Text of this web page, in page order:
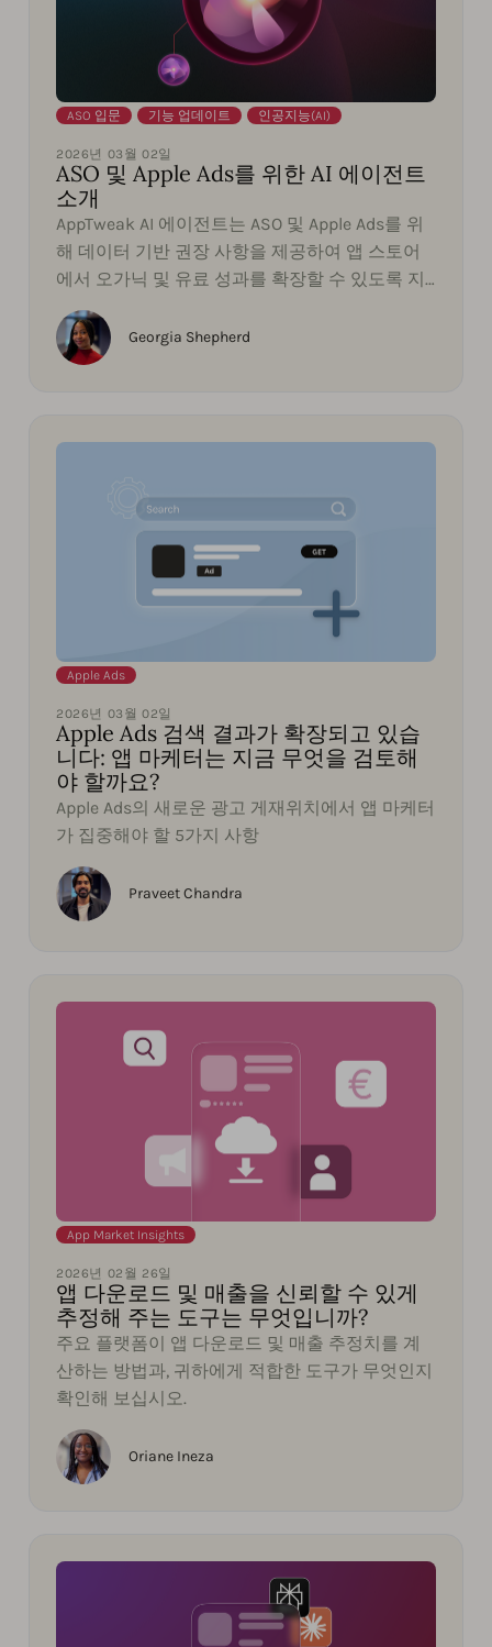
ASO 입문 기능 업데이트 인공지능(AI)
2026년 03월 02일
ASO 및 Apple Ads를 위한 AI 에이전트
소개
AppTweak AI 에이전트는 ASO 및 Apple Ads를 위
해 데이터 기반 권장 사항을 제공하여 앱 스토어
에서 오가닉 및 유료 성과를 확장할 수 있도록 지
원합니다.
Georgia Shepherd
Apple Ads
2026년 03월 02일
Apple Ads 검색 결과가 확장되고 있습
니다: 앱 마케터는 지금 무엇을 검토해
야 할까요?
Apple Ads의 새로운 광고 게재위치에서 앱 마케터
가 집중해야 할 5가지 사항
Praveet Chandra
App Market Insights
2026년 02월 26일
앱 다운로드 및 매출을 신뢰할 수 있게
추정해 주는 도구는 무엇입니까?
주요 플랫폼이 앱 다운로드 및 매출 추정치를 계
산하는 방법과, 귀하에게 적합한 도구가 무엇인지
확인해 보십시오.
Oriane Ineza